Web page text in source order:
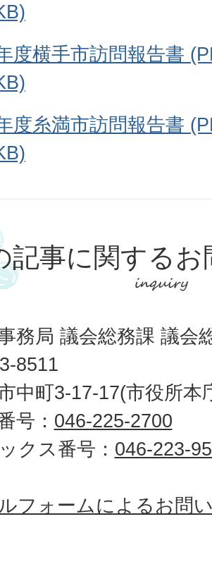
度横手市訪問報告書
度糸満市訪問報告書
記事に関するお
務局 議会総務課 議会
8511
中町3-17-17(市役所本
号： 046-225-2700
クス番号： 046-223-
フォームによるお問